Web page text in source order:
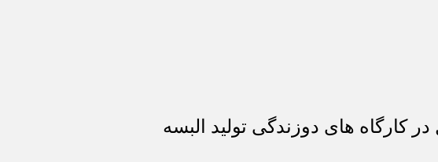
کارگاه های دوزندگی تولید البسه